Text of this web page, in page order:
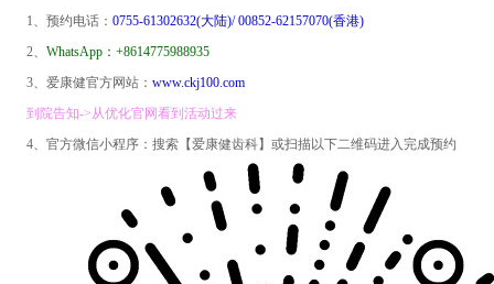
1、预约电话： 0755-61302632(大陆)/ 00852-62157070(香港)
2、 WhatsApp：+8614775988935
3、爱康健官方网站： www.ckj100.com
到院告知->从优化官网看到活动过来
4、官方微信小程序：搜索【爱康健齿科】或扫描以下二维码进入完成预约